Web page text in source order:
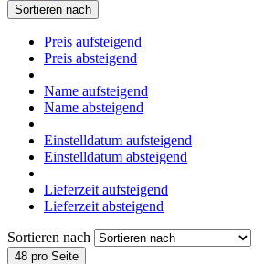
Sortieren nach
Preis aufsteigend
Preis absteigend
Name aufsteigend
Name absteigend
Einstelldatum aufsteigend
Einstelldatum absteigend
Lieferzeit aufsteigend
Lieferzeit absteigend
Sortieren nach
48 pro Seite